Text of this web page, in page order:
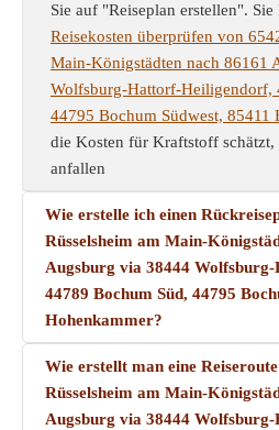
Sie auf "Reiseplan erstellen".
Reisekosten überprüfen von
Main-Königstädten nach 86161
Wolfsburg-Hattorf-Heiligendorf,
44795 Bochum Südwest, 85411
die Kosten für Kraftstoff schätzt,
anfallen
Wie erstelle ich einen
Rüsselsheim am Main-
Augsburg via 38444
44789 Bochum Süd, 44795
Hohenkammer?
Wie erstellt man eine
Rüsselsheim am Main-
Augsburg via 38444